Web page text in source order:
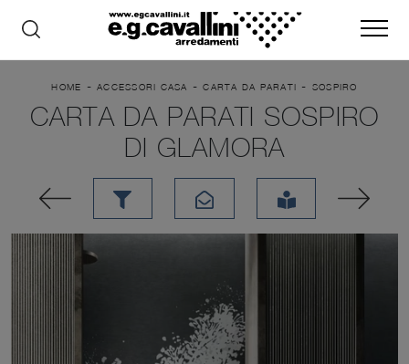
HOME -ACCESSORI CASA -CARTA DA PARATI - SOSPIRO
CARTA DA PARATI SOSPIRO
DI GLAMORA